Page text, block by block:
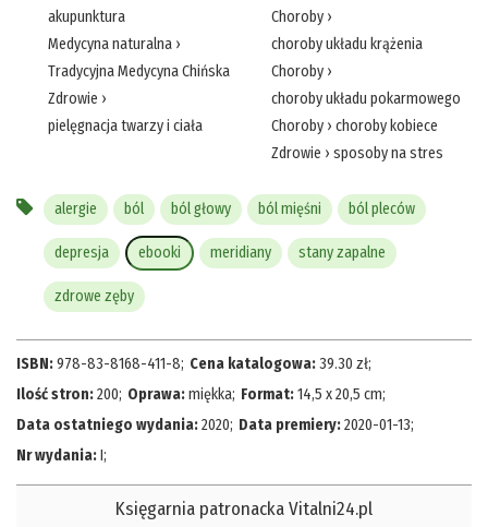
akupunktura
Medycyna naturalna ›
Tradycyjna Medycyna Chińska
Zdrowie ›
pielęgnacja twarzy i ciała
Choroby›
choroby układu krążenia
Choroby›
choroby układu pokarmowego
Choroby› choroby kobiece
Zdrowie › sposoby na stres
alergie ból ból głowy ból mięśni ból pleców
depresja ebooki meridiany stany zapalne
zdrowe zęby
ISBN:978-83-8168-411-8; Cena katalogowa:39.30 zł;
Ilość stron:200; Oprawa:miękka; Format:14,5 x 20,5 cm;
Data ostatniego wydania:2020; Data premiery:2020-01-13;
Nr wydania:I;
Księgarnia patronacka Vitalni24.pl